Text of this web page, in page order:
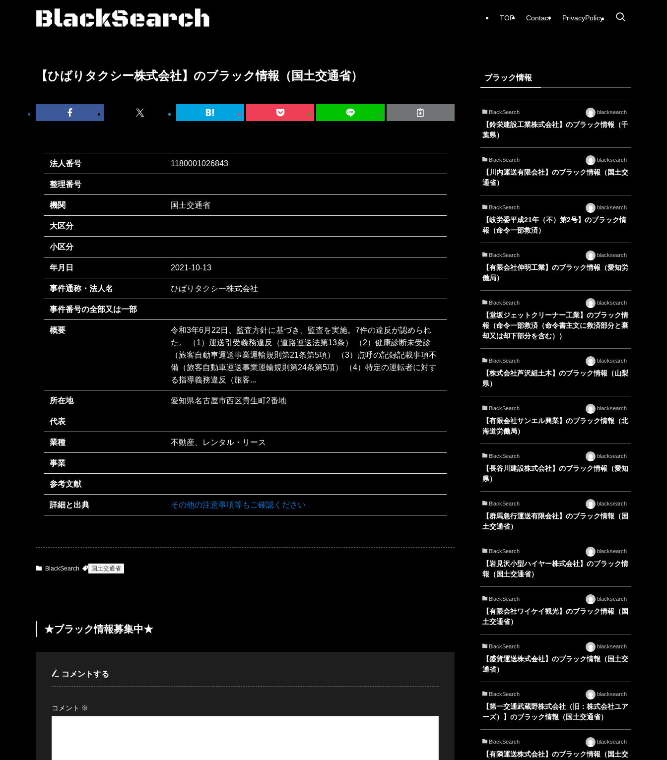
TOP Contact PrivacyPolicy
【ひばりタクシー株式会社】のブラック情報（国土交通省）
法人番号 1180001026843
整理番号
機関 国土交通省
大区分
小区分
年月日 2021-10-13
事件通称・法人名 ひばりタクシー株式会社
事件番号の全部又は一部
概要
令和3年6月22日、監査方針に基づき、監査を実施。7件の違反が認められ
た。 （1）運送引受義務違反（道路運送法第13条） （2）健康診断未受診
（旅客自動車運送事業運輸規則第21条第5項） （3）点呼の記録記載事項不
備（旅客自動車運送事業運輸規則第24条第5項） （4）特定の運転者に対す
る指導義務違反（旅客...
所在地 愛知県名古屋市西区貴生町2番地
代表
業種 不動産、レンタル・リース
事業
参考文献
詳細と出典 その他の注意事項等もご確認ください
BlackSearch 国土交通省
★ブラック情報募集中★
コメントする
コメント ※
ブラック情報
BlackSearch blacksearch
【鈴栄建設工業株式会社】のブラック情報（千
葉県）
BlackSearch blacksearch
【川内運送有限会社】のブラック情報（国土交
通省）
BlackSearch blacksearch
【岐労委平成21年（不）第2号】のブラック情
報（命令一部救済）
BlackSearch blacksearch
【有限会社伸明工業】のブラック情報（愛知労
働局）
BlackSearch blacksearch
【堂坂ジェットクリーナー工業】のブラック情
報（命令一部救済（命令書主文に救済部分と棄
却又は却下部分を含む））
BlackSearch blacksearch
【株式会社芦沢組土木】のブラック情報（山梨
県）
BlackSearch blacksearch
【有限会社サンエル興業】のブラック情報（北
海道労働局）
BlackSearch blacksearch
【長谷川建設株式会社】のブラック情報（愛知
県）
BlackSearch blacksearch
【群馬急行運送有限会社】のブラック情報（国
土交通省）
BlackSearch blacksearch
【岩見沢小型ハイヤー株式会社】のブラック情
報（国土交通省）
BlackSearch blacksearch
【有限会社ワイケイ観光】のブラック情報（国
土交通省）
BlackSearch blacksearch
【盛貨運送株式会社】のブラック情報（国土交
通省）
BlackSearch blacksearch
【第一交通武蔵野株式会社（旧：株式会社ユア
ーズ）】のブラック情報（国土交通省）
BlackSearch blacksearch
【有隣運送株式会社】のブラック情報（国土交